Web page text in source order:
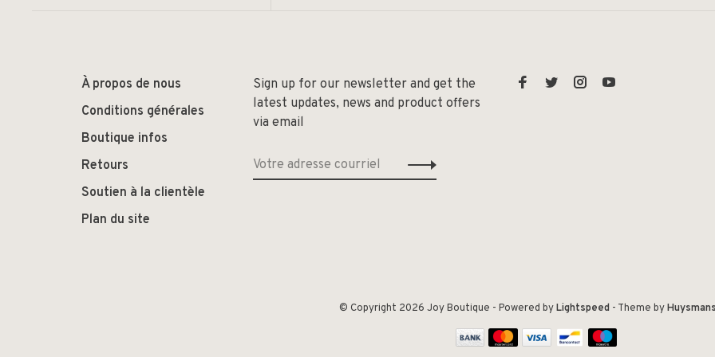
À propos de nous
Conditions générales
Boutique infos
Retours
Soutien à la clientèle
Plan du site
Sign up for our newsletter and get the
latest updates, news and product offers
via email
© Copyright 2026 Joy Boutique - Powered byLightspeed- Theme by